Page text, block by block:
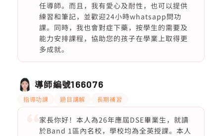
任導師。而且，我有愛心及耐性，也可以提供
練習和筆記，並歡迎24小時whatsapp問功
課。同時，我也會對症下藥，按學生的需要及
能力安排課程，協助您的孩子在學業上取得更
多成就。
導師編號166076
指導功課 題目講解 長期補習
家長你好！本人為26年應屆DSE畢業生，就讀
於Band 1區內名校，學校均為全英授課。本人